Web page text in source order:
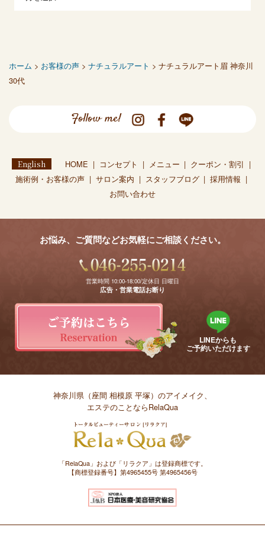
ホーム > お客様の声 > ナチュラルアート > ナチュラルアート眉 神奈川
30代
Follow me!
English HOME コンセプト メニュー
クーポン・割引
施術例・お客様の声
サロン案内 スタッフブログ
採用情報
お問い合わせ
お悩み、ご質問などお気軽にご相談ください。
営業時間 10:00-18:00/定休日 日曜日
広告・営業電話お断り
LINEからも
ご予約いただけます
神奈川県（座間 相模原 平塚）のアイメイク、
エステのことならRelaQua
「RelaQua」および「リラクア」は登録商標です。
【商標登録番号】第4965455号 第4965456号